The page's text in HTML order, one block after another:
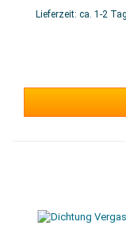
Lieferzeit: ca. 1-2